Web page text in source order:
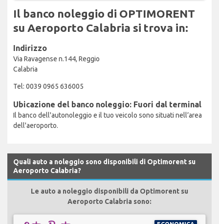
Il banco noleggio di OPTIMORENT
su Aeroporto Calabria si trova in:
Indirizzo
Via Ravagense n.144, Reggio
Calabria
Tel: 0039 0965 636005
Ubicazione del banco noleggio: Fuori dal terminal
Il banco dell'autonoleggio e il tuo veicolo sono situati nell’area
dell'aeroporto.
Quali auto a noleggio sono disponibili di Optimorent su
Aeroporto Calabria?
Le auto a noleggio disponibili da Optimorent su
Aeroporto Calabria sono: